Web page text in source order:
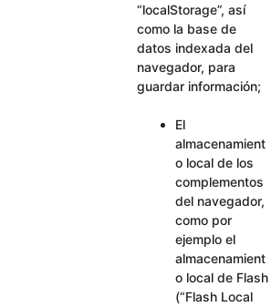
“localStorage”, así
como la base de
datos indexada del
navegador, para
guardar información;
El
almacenamient
o local de los
complementos
del navegador,
como por
ejemplo el
almacenamient
o local de Flash
(“Flash Local